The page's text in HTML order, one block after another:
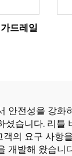
드레일
안전성을 강화
셨습니다. 리틀
의 요구 사항
개발해 왔습니